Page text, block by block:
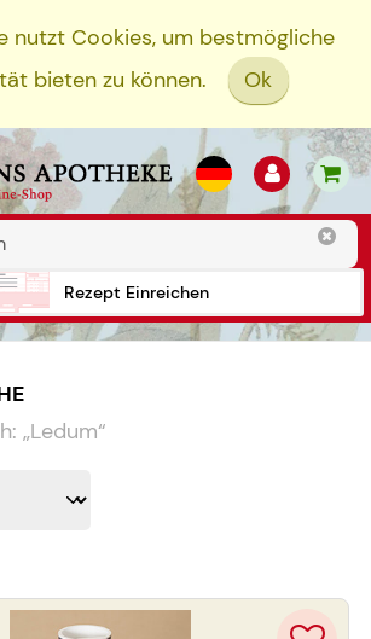
nutzt Cookies, um bestmögliche
bieten zu können.
Ok
Rezept Einreichen
„Ledum“